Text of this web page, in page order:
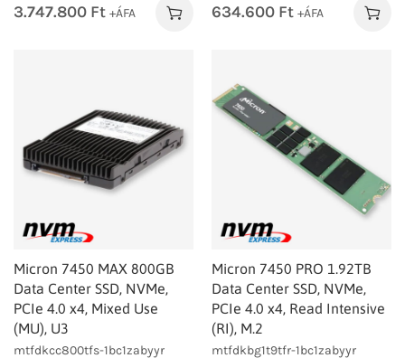
3.747.800 Ft +ÁFA 634.600 Ft +ÁFA
Micron 7450 MAX 800GB
Data Center SSD, NVMe,
PCIe 4.0 x4, Mixed Use
(MU), U3
mtfdkcc800tfs-1bc1zabyyr
Micron 7450 PRO 1.92TB
Data Center SSD, NVMe,
PCIe 4.0 x4, Read Intensive
(RI), M.2
mtfdkbg1t9tfr-1bc1zabyyr